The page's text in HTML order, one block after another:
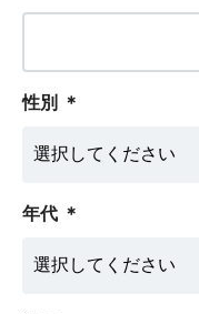
性別 ＊
年代 ＊